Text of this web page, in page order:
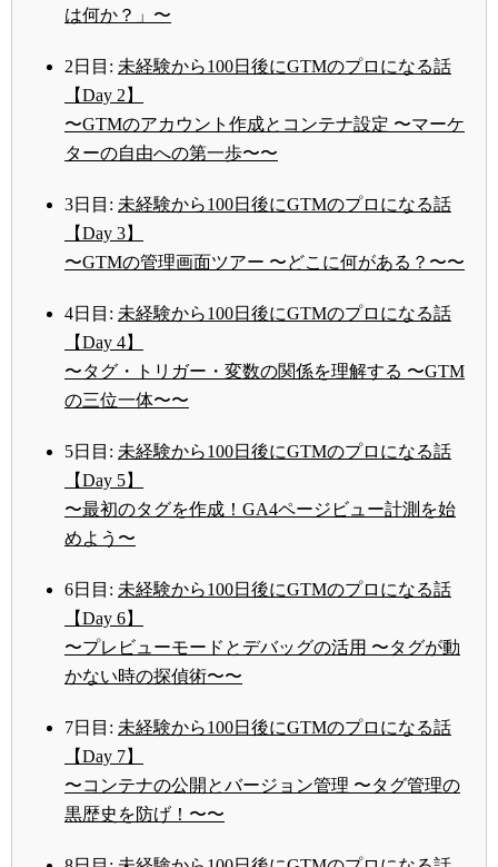
は何か？」〜
2日目: 未経験から100日後にGTMのプロになる話
【Day 2】
〜GTMのアカウント作成とコンテナ設定 〜マーケ
ターの自由への第一歩〜〜
3日目: 未経験から100日後にGTMのプロになる話
【Day 3】
〜GTMの管理画面ツアー 〜どこに何がある？〜〜
4日目: 未経験から100日後にGTMのプロになる話
【Day 4】
〜タグ・トリガー・変数の関係を理解する 〜GTM
の三位一体〜〜
5日目: 未経験から100日後にGTMのプロになる話
【Day 5】
〜最初のタグを作成！GA4ページビュー計測を始
めよう〜
6日目: 未経験から100日後にGTMのプロになる話
【Day 6】
〜プレビューモードとデバッグの活用 〜タグが動
かない時の探偵術〜〜
7日目: 未経験から100日後にGTMのプロになる話
【Day 7】
〜コンテナの公開とバージョン管理 〜タグ管理の
黒歴史を防げ！〜〜